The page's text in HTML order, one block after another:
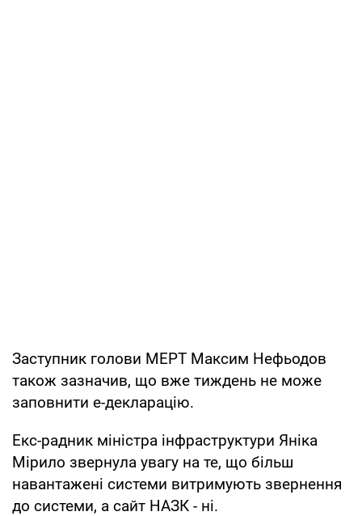
Заступник голови МЕРТ Максим Нефьодов
також зазначив, що вже тиждень не може
заповнити е-декларацію.
Екс-радник міністра інфраструктури Яніка
Мірило звернула увагу на те, що більш
навантажені системи витримують звернення
до системи, а сайт НАЗК - ні.